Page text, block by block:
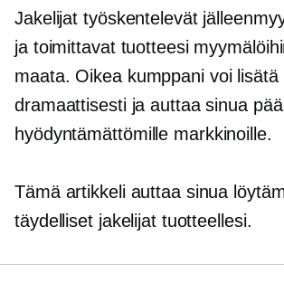
Jakelijat työskentelevät
ja toimittavat tuotteesi
maata. Oikea kumppani voi lisätä
dramaattisesti ja auttaa sinua
hyödyntämättömille markkinoille.
Tämä artikkeli auttaa sinua
täydelliset jakelijat tuotteellesi.